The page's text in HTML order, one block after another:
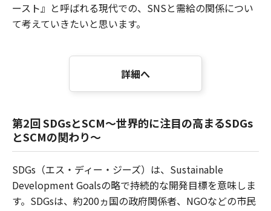
ースト』と呼ばれる現代での、SNSと需給の関係につい
て考えていきたいと思います。
詳細へ
第2回 SDGsとSCM～世界的に注目の高まるSDGs
とSCMの関わり～
SDGs（エス・ディー・ジーズ）は、Sustainable
Development Goalsの略で持続的な開発目標を意味しま
す。SDGsは、約200ヵ国の政府関係者、NGOなどの市民